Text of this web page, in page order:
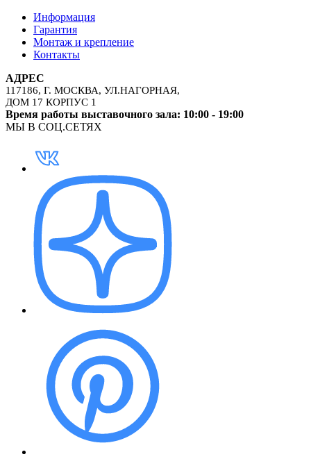
Информация
Гарантия
Монтаж и крепление
Контакты
АДРЕС
117186, Г. МОСКВА, УЛ.НАГОРНАЯ,
ДОМ 17 КОРПУС 1
Время работы выставочного зала: 10:00 - 19:00
МЫ В СОЦ.СЕТЯХ